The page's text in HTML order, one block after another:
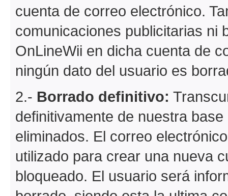
cuenta de correo electrónico.
comunicaciones publicitarias ni
OnLineWii en dicha cuenta de
ningún dato del usuario es
2.- Borrado definitivo:
definitivamente de nuestra
eliminados. El correo
utilizado para crear una nueva
bloqueado. El usuario será